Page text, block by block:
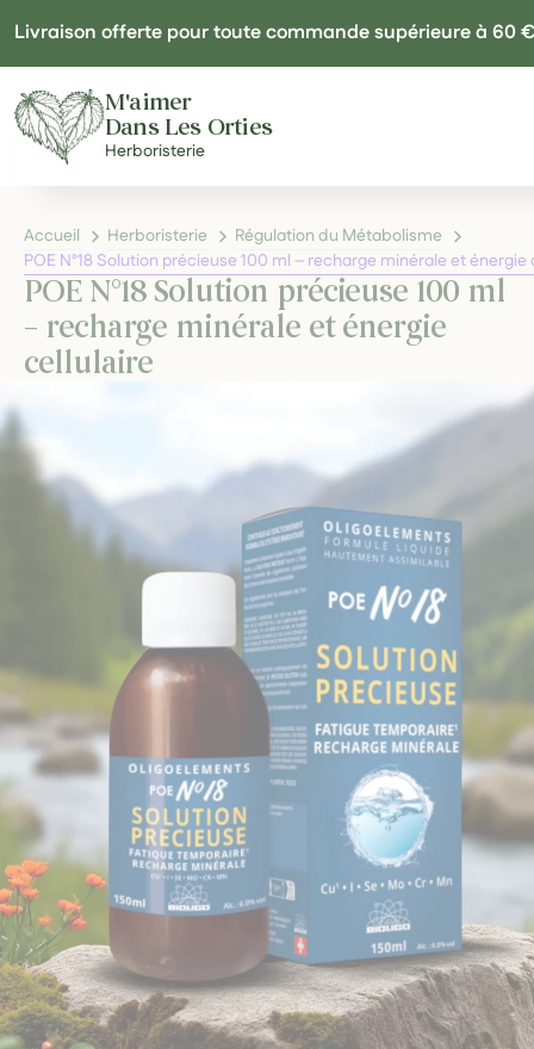
Livraison offerte pour toute commande supérieure à 60 €
M'aimer
Dans Les Orties
Herboristerie
Accueil Herboristerie
Régulation du Métabolisme
POE N°18 Solution précieuse 100 ml – recharge minérale et énergie
POE N°18 Solution précieuse 100 ml
– recharge minérale et énergie
cellulaire